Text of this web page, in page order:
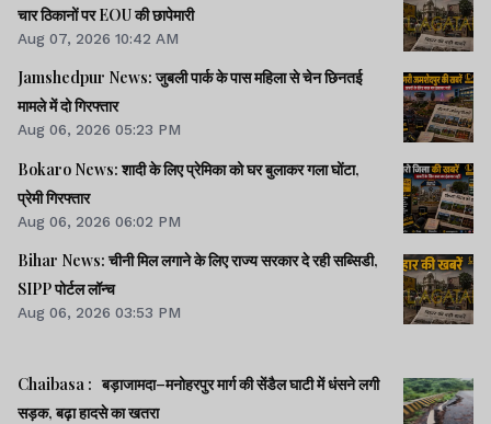
चार ठिकानों पर EOU की छापेमारी
Aug 07, 2026 10:42 AM
Jamshedpur News: जुबली पार्क के पास महिला से चेन छिनतई
मामले में दो गिरफ्तार
Aug 06, 2026 05:23 PM
Bokaro News: शादी के लिए प्रेमिका को घर बुलाकर गला घोंटा,
प्रेमी गिरफ्तार
Aug 06, 2026 06:02 PM
Bihar News: चीनी मिल लगाने के लिए राज्य सरकार दे रही सब्सिडी,
SIPP पोर्टल लॉन्च
Aug 06, 2026 03:53 PM
Chaibasa : बड़ाजामदा–मनोहरपुर मार्ग की सेंडैल घाटी में धंसने लगी
सड़क, बढ़ा हादसे का खतरा